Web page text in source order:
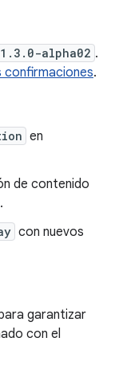
alpha02 .
confirmaciones.
en
de contenido
con nuevos
garantizar
con el